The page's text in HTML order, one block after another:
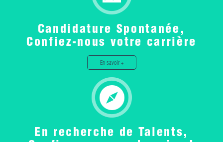
Candidature Spontanée,
Confiez-nous votre carrière
En savoir +
En recherche de Talents,